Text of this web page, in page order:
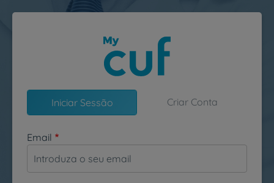
Passar para o conteúdo principal
Iniciar Sessão Criar Conta
Email